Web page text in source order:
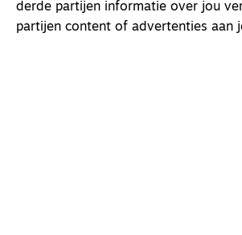
derde partijen informatie over jou
partijen content of advertenties aan